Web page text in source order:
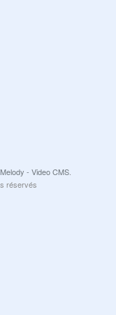
- Video CMS
réservés